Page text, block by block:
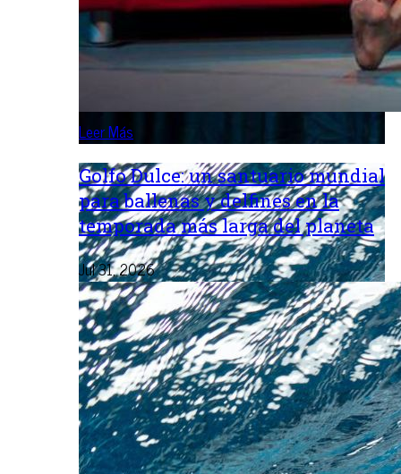
Leer Más
Golfo Dulce: un santuario mundial
para ballenas y delfines en la
temporada más larga del planeta
Jul 31, 2026